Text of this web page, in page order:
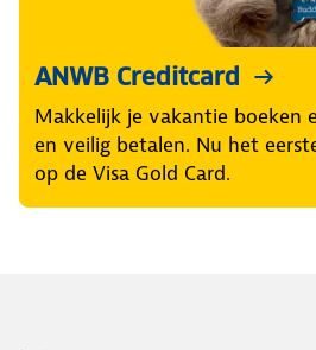
ANWB Creditcard
Makkelijk je vakantie boeken
en veilig betalen. Nu het
op de Visa Gold Card.